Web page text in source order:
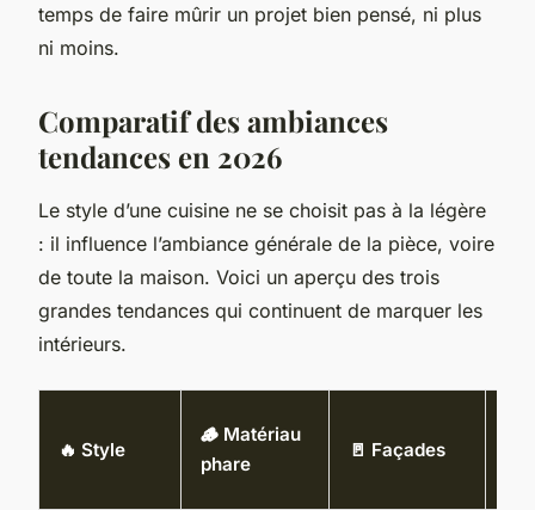
temps de faire mûrir un projet bien pensé, ni plus
ni moins.
Comparatif des ambiances
tendances en 2026
Le style d’une cuisine ne se choisit pas à la légère
: il influence l’ambiance générale de la pièce, voire
de toute la maison. Voici un aperçu des trois
grandes tendances qui continuent de marquer les
intérieurs.
🔥 Style
🪵 Matériau
phare
🚪 Façades